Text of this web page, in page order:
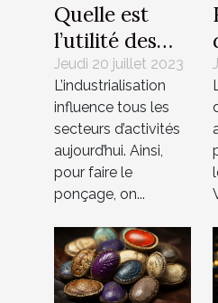
Quelle est
l’utilité des
ponceuses
excentriques
?
Jeudi 20 juillet 2023
L’industrialisation
influence tous les
secteurs d’activités
aujourd’hui. Ainsi,
pour faire le
ponçage, on...